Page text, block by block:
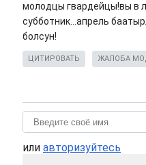
молодцы гвардейцы!вы в
субботник...апрель
болсун!
ЦИТИРОВАТЬ ЖАЛОБА
или авторизуйтесь